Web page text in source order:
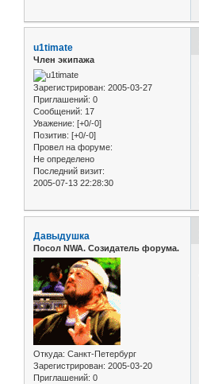
u1timate
Член экипажа
Зарегистрирован: 2005-03-27
Приглашений: 0
Сообщений: 17
Уважение: [+0/-0]
Позитив: [+0/-0]
Провел на форуме:
Не определено
Последний визит:
2005-07-13 22:28:30
Давыдушка
Посол NWA. Созидатель форума.
Откуда: Санкт-Петербург
Зарегистрирован: 2005-03-20
Приглашений: 0